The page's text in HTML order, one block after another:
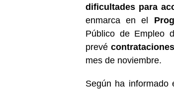
dificultades para
enmarca en el
Público de Empleo
prevé
mes de noviembre.
Según ha informado